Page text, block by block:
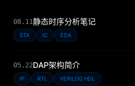
08.11静态时序分析笔记
STA IC EDA
05.22DAP架构简介
IP RTL VERILOG HDL